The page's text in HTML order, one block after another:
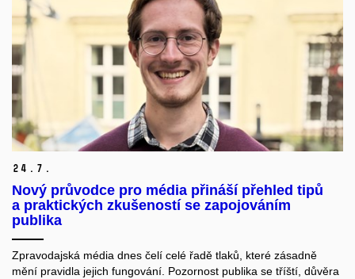
24. 7.
Nový průvodce pro média přináší přehled tipů
a praktických zkušeností se zapojováním
publika
Zpravodajská média dnes čelí celé řadě tlaků, které zásadně
mění pravidla jejich fungování. Pozornost publika se tříští, důvěra